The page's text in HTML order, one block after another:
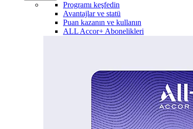
Programı keşfedin
Avantajlar ve statü
Puan kazanın ve kullanın
ALL Accor+ Abonelikleri